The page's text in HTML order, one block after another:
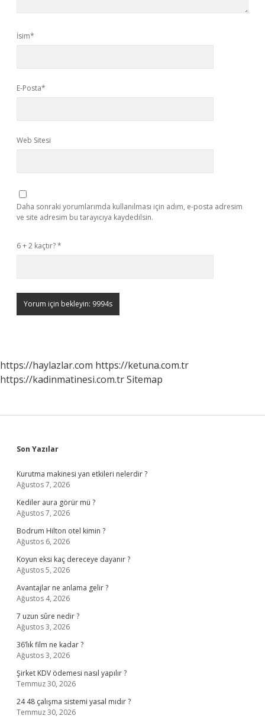
İsim*
E-Posta*
Web Sitesi
Daha sonraki yorumlarımda kullanılması için adım, e-posta adresim
ve site adresim bu tarayıcıya kaydedilsin.
6 + 2 kaçtır?*
https://haylazlar.com https://ketuna.com.tr
https://kadinmatinesi.com.trSitemap
Sidebar
Son Yazılar
Kurutma makinesi yan etkileri nelerdir ?
Ağustos 7, 2026
Kediler aura görür mü ?
Ağustos 7, 2026
Bodrum Hilton otel kimin ?
Ağustos 6, 2026
Koyun eksi kaç dereceye dayanır ?
Ağustos 5, 2026
Avantajlar ne anlama gelir ?
Ağustos 4, 2026
7 uzun sûre nedir ?
Ağustos 3, 2026
36’lık film ne kadar ?
Ağustos 3, 2026
Şirket KDV ödemesi nasıl yapılır ?
Temmuz 30, 2026
24 48 çalışma sistemi yasal mıdır ?
Temmuz 30, 2026